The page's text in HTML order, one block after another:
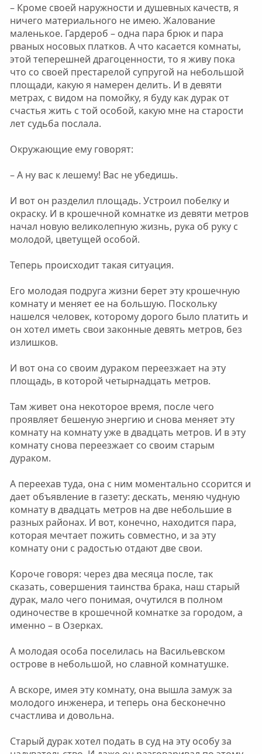
– Кроме своей наружности и душевных качеств, я
ничего материального не имею. Жалование
маленькое. Гардероб – одна пара брюк и пара
рваных носовых платков. А что касается комнаты,
этой теперешней драгоценности, то я живу пока
что со своей престарелой супругой на небольшой
площади, какую я намерен делить. И в девяти
метрах, с видом на помойку, я буду как дурак от
счастья жить с той особой, какую мне на старости
лет судьба послала.
Окружающие ему говорят:
– А ну вас к лешему! Вас не убедишь.
И вот он разделил площадь. Устроил побелку и
окраску. И в крошечной комнатке из девяти метров
начал новую великолепную жизнь, рука об руку с
молодой, цветущей особой.
Теперь происходит такая ситуация.
Его молодая подруга жизни берет эту крошечную
комнату и меняет ее на большую. Поскольку
нашелся человек, которому дорого было платить и
он хотел иметь свои законные девять метров, без
излишков.
И вот она со своим дураком переезжает на эту
площадь, в которой четырнадцать метров.
Там живет она некоторое время, после чего
проявляет бешеную энергию и снова меняет эту
комнату на комнату уже в двадцать метров. И в эту
комнату снова переезжает со своим старым
дураком.
А переехав туда, она с ним моментально ссорится и
дает объявление в газету: дескать, меняю чудную
комнату в двадцать метров на две небольшие в
разных районах. И вот, конечно, находится пара,
которая мечтает пожить совместно, и за эту
комнату они с радостью отдают две свои.
Короче говоря: через два месяца после, так
сказать, совершения таинства брака, наш старый
дурак, мало чего понимая, очутился в полном
одиночестве в крошечной комнатке за городом, а
именно – в Озерках.
А молодая особа поселилась на Васильевском
острове в небольшой, но славной комнатушке.
А вскоре, имея эту комнату, она вышла замуж за
молодого инженера, и теперь она бесконечно
счастлива и довольна.
Старый дурак хотел подать в суд на эту особу за